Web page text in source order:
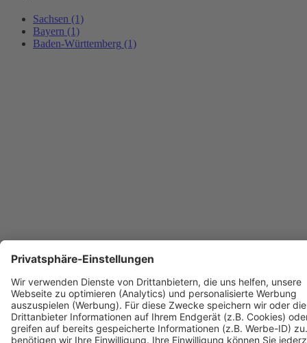
Sachsen (1)
Bayern (1)
Baden-Württemberg (1)